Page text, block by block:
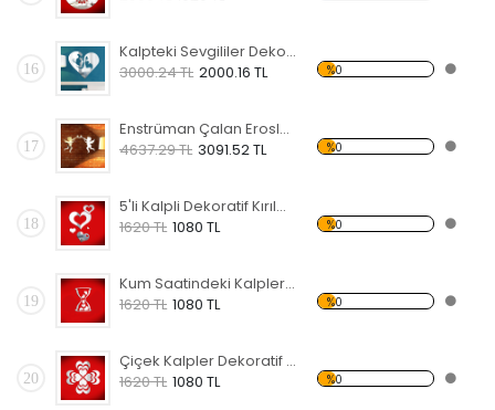
16
Kalpteki Sevgililer Dekoratif Kırılmaz Ayna
3000.24 TL 2000.16 TL %0
17
Enstrüman Çalan Eroslar Dekoratif Kırılmaz Ayna
4637.29 TL 3091.52 TL %0
18
5'li Kalpli Dekoratif Kırılmaz Ayna
1620 TL 1080 TL %0
19
Kum Saatindeki Kalpler Dekoratif Kırılmaz Ayna
1620 TL 1080 TL %0
20
Çiçek Kalpler Dekoratif Kırılmaz Ayna
1620 TL 1080 TL %0